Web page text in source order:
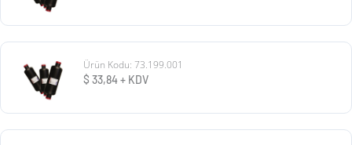
Ürün Kodu: 73.199.001
$ 33,84+ KDV